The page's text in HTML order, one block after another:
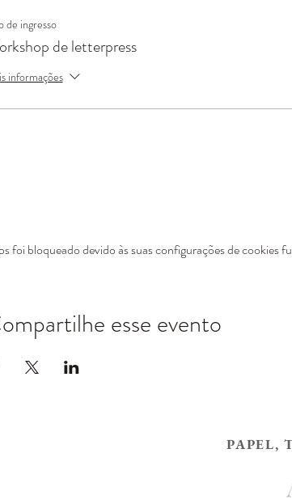
de ingresso
de letterpress
informações
foi bloqueado devido às suas configurações de cookies
esse evento
PAPEL,